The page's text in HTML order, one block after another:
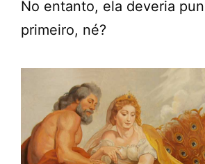
No entanto, ela deveria
primeiro, né?